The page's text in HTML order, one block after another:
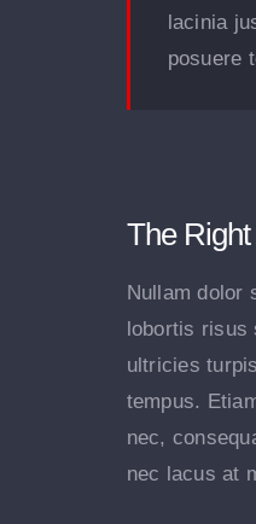
lacinia
posuere
The
Nullam dolor
lobortis risus
ultricies
tempus.
nec,
nec lacus at